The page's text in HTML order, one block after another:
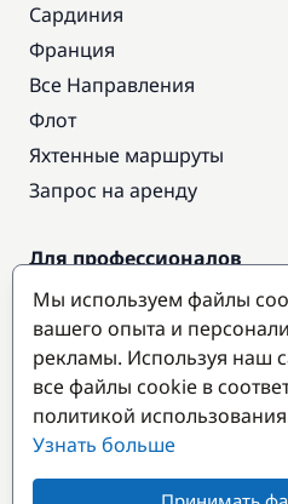
Сардиния
Франция
Все Направления
Флот
Яхтенные маршруты
Запрос на аренду
Для профессионалов
Доступ про
Стать партнером
Популярные
Мы используем файлы
вашего опыта и
рекламы. Используя наш
все файлы cookie в
политикой
Узнать больше